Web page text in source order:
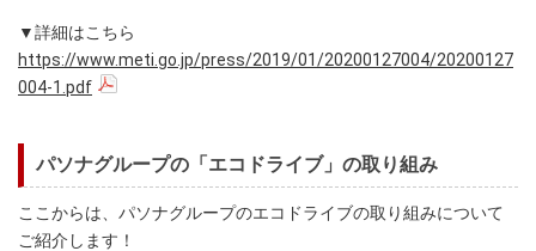
▼詳細はこちら
https://www.meti.go.jp/press/2019/01/20200127004/20200127
004-1.pdf
パソナグループの「エコドライブ」の取り組み
ここからは、パソナグループのエコドライブの取り組みについて
ご紹介します！